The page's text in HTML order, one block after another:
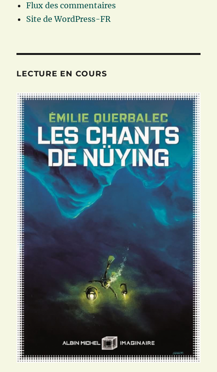
Flux des commentaires
Site de WordPress-FR
LECTURE EN COURS